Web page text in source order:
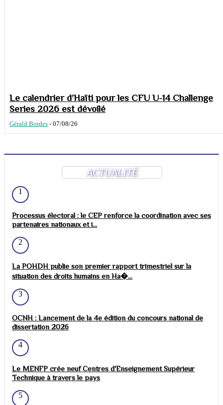
Le calendrier d’Haïti pour les CFU U-14 Challenge
Series 2026 est dévoilé
Gérald Bordes - 07/08/26
ACTUALITÉ
1
Processus électoral : le CEP renforce la coordination avec ses
partenaires nationaux et i...
2
La POHDH publie son premier rapport trimestriel sur la
situation des droits humains en Ha�...
3
OCNH : Lancement de la 4e édition du concours national de
dissertation 2026
4
Le MENFP crée neuf Centres d'Enseignement Supérieur
Technique à travers le pays
5